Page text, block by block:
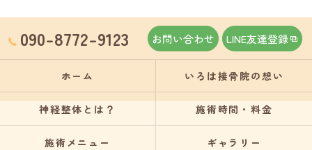
090-8772-9123 お問い合わせ LINE友達登録
ホーム いろは接骨院の想い
神経整体とは？ 施術時間・料金
施術メニュー ギャラリー